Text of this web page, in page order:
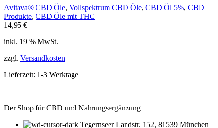
Avitava® CBD Öle, Vollspektrum CBD Öle, CBD Öl 5%, CBD
Produkte, CBD Öle mit THC
14,95 €
inkl. 19 % MwSt.
zzgl. Versandkosten
Lieferzeit: 1-3 Werktage
Der Shop für CBD und Nahrungsergänzung
Tegernseer Landstr. 152, 81539 München